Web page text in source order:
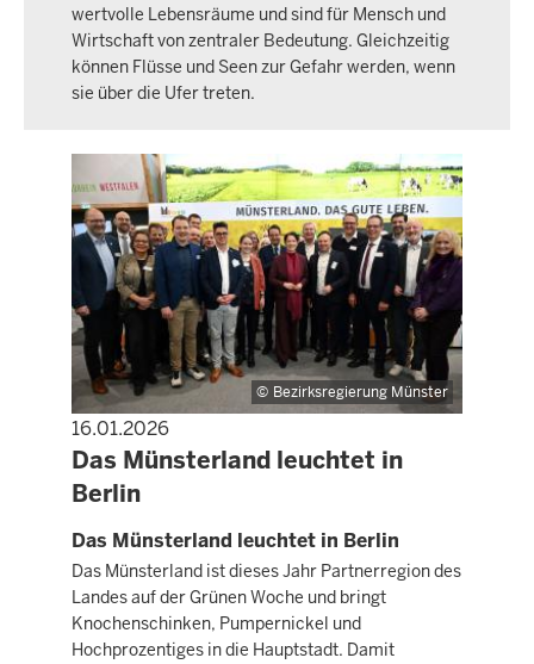
wertvolle Lebensräume und sind für Mensch und
Wirtschaft von zentraler Bedeutung. Gleichzeitig
können Flüsse und Seen zur Gefahr werden, wenn
sie über die Ufer treten.
Bezirksregierung Münster
16.01.2026
PRESSEMITTEILUNG
Das Münsterland leuchtet in
Berlin
Das Münsterland leuchtet in Berlin
Das Münsterland ist dieses Jahr Partnerregion des
Landes auf der Grünen Woche und bringt
Knochenschinken, Pumpernickel und
Hochprozentiges in die Hauptstadt. Damit